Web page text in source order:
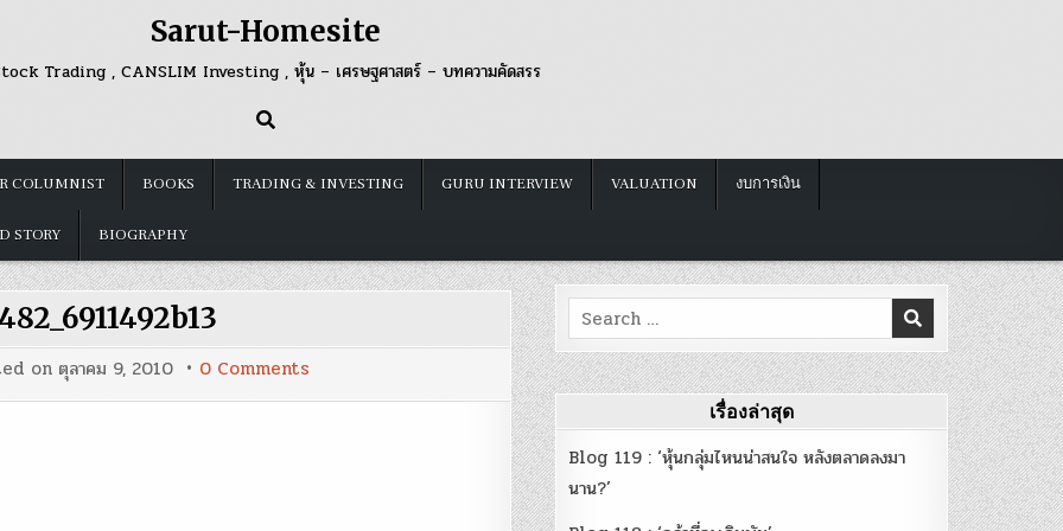
Sarut-Homesite
Trading , CANSLIM Investing , หุ้น – เศรษฐศาสตร์ – บทความคัดสรร
COLUMNIST BOOKS TRADING & INVESTING GURU INTERVIEW VALUATION งบการเงิน
STORY BIOGRAPHY
on ตุลาคม 9, 2010 0 Commentson
3697909482_6911492b13
Search
for:
เรื่องล่าสุด
Blog 119 : ‘หุ้นกลุ่มไหนน่าสนใจ หลังตลาดลงมา
นาน?’